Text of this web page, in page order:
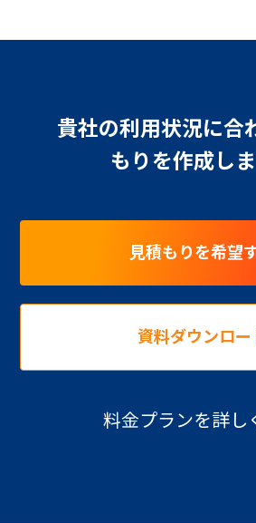
貴社の利用状況に合
もりを作成しま
見積もりを希望
資料ダウンロー
料金プランを詳し